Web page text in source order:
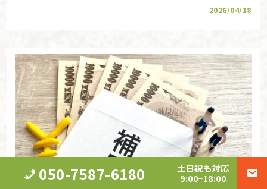
2026/04/18
050-7587-6180
土日祝も対応
9:00~18:00